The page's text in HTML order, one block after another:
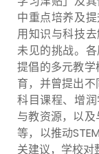
中重点培养及
用知识与科技
未见的挑战。
提倡的多元教学
育，并曾提出
科目课程、增
与教资源，以
等，以推动
关建议，学校对